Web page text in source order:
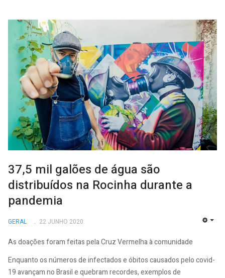
37,5 mil galões de água são
distribuídos na Rocinha durante a
pandemia
GERAL 22 JUNHO 2020
As doações foram feitas pela Cruz Vermelha à comunidade
Enquanto os números de infectados e óbitos causados pelo covid-
19 avançam no Brasil e quebram recordes, exemplos de